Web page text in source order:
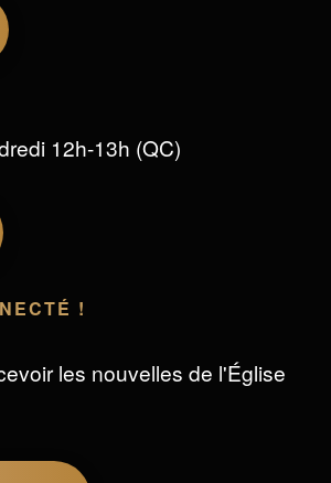
12h-13h (QC)
!
les nouvelles de l'Église